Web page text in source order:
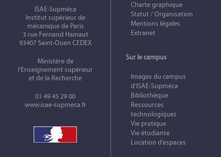
ISAE-Supméca
Institut supérieur de
mécanique de Paris
3 rue Fernand Hainaut
93407 Saint-Ouen CEDEX
Ministère de
l’Enseignement supérieur
et de la Recherche
01 49 45 29 00
www.isae-supmeca.fr
Charte graphique
Statut / Organisation
Mentions légales
Extranet
Sur le campus
Images du campus
d’ISAE-Supméca
Bibliothèque
Ressources
technologiques
Vie pratique
Vie étudiante
Location d’espaces